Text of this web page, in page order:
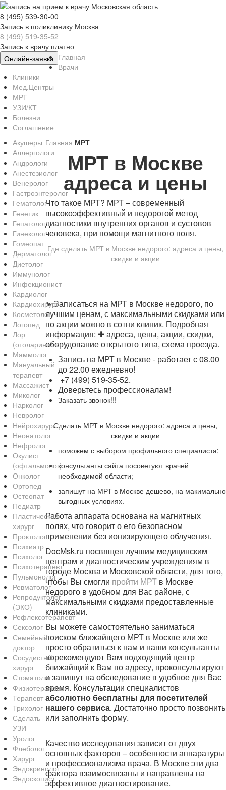
8 (495) 539-30-00
Запись в поликлинику Москва
8 (499) 519-35-52
Запись к врачу платно
Онлайн-заявка Главная
Врачи
Клиники
Мед.Центры
МРТ
УЗИ/КТ
Болезни
Соглашение
Главная МРТ
МРТ в Москве
адреса и цены
Что такое МРТ? МРТ – современный
высокоэффективный и недорогой метод
диагностики внутренних органов и сустовов
человека, при помощи магнитного поля.
Где сделать МРТ в Москве недорого: адреса и цены,
скидки и акции
➤ Записаться на МРТ в Москве недорого, по
лучшим ценам, с максимальными скидками или
по акции можно в сотни клиник. Подробная
информация: ✚ адреса, цены, акции, скидки,
оборудование открытого типа, схема проезда.
Запись на МРТ в Москве - работает с 08.00
до 22.00 ежедневно!
+7 (499) 519-35-52.
Доверьтесь профессионалам!
Заказать звонок!!!
Сделать МРТ в Москве недорого: адреса и цены,
скидки и акции
поможем с выбором профильного специалиста;
консультанты сайта посоветуют врачей
необходимой области;
запишут на МРТ в Москве дешево, на макимально
выгодных условиях.
Работа аппарата основана на магнитных
полях, что говорит о его безопасном
применении без ионизирующего облучения.
DocMsk.ru посвящен лучшим медицинским
центрам и диагностическим учреждениям в
городе Москва и Московской области, для того,
чтобы Вы смогли пройти МРТв Москве
недорого в удобном для Вас районе, с
максимальными скидками предоставленные
клиниками.
Вы можете самостоятельно заниматься
поиском ближайщего МРТ в Москве или же
просто обратиться к нам и наши консультанты
порекомендуют Вам подходящий центр
ближайщий к Вам по адресу, проконсультируют
и запишут на обследование в удобное для Вас
время. Консультации специалистов
абсолютно бесплатны для посетителей
нашего сервиса. Достаточно просто позвонить
или заполнить форму.
Качество исследования зависит от двух
основных факторов – особенности аппаратуры
и профессионализма врача. В Москве эти два
фактора взаимосвязаны и направлены на
эффективное диагностирование.
Акушеры
Аллергологи
Андрологи
Анестезиолог
Венеролог
Гастроэнтеролог
Гематолог
Генетик
Гепатолог
Гинеколог
Гомеопат
Дерматолог
Диетолог
Иммунолог
Инфекционист
Кардиолог
Кардиохирург
Косметолог
Логопед
Лор
(отоларинголог)
Маммолог
Мануальный
терапевт
Массажист
Миколог
Нарколог
Невролог
Нейрохирург
Неонатолог
Нефролог
Окулист
(офтальмолог)
Онколог
Ортопед
Остеопат
Педиатр
Пластический
хирург
Проктолог
Психиатр
Психолог
Психотерапевт
Пульмонолог
Ревматолог
Репродуктолог
(ЭКО)
Рефлексотерапевт
Сексолог
Семейный
доктор
Сосудистый
хирург
Стоматолог
Физиотерапевт
Терапевт
Трихолог
Сделать
УЗИ
Уролог
Флеболог
Хирург
Эндокринолог
Эндоскопист